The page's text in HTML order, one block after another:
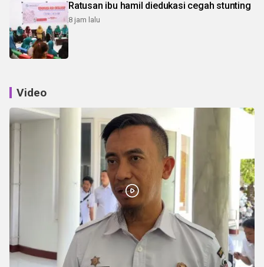
Ratusan ibu hamil diedukasi cegah stunting
8 jam lalu
Video